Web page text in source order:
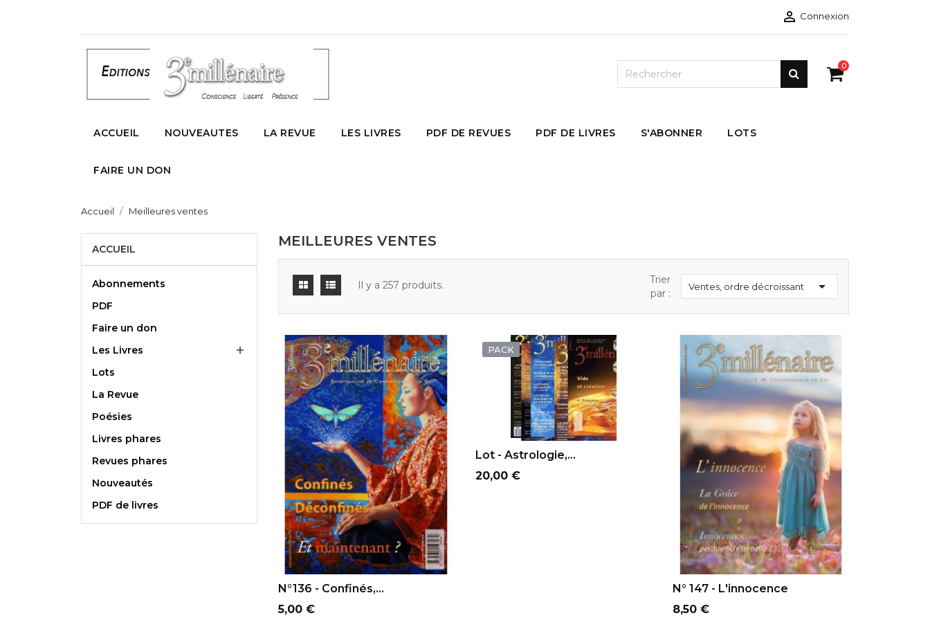
 Connexion
0
ACCUEIL NOUVEAUTES LA REVUE LES LIVRES PDF DE REVUES PDF DE LIVRES S'ABONNER LOTS
FAIRE UN DON
Accueil Meilleures ventes
ACCUEIL
Abonnements
PDF
Faire un don
Les Livres

Lots
La Revue
Poésies
Livres phares
Revues phares
Nouveautés
PDF de livres
MEILLEURES VENTES
Il y a 257 produits.
Trier
par :
Ventes, ordre décroissant 
AJOUTER AU PANIER
N°136 - Confinés,...
Prix
5,00 €
PACK
AJOUTER AU PANIER
Lot - Astrologie,...
Prix
20,00 €
AJOUTER AU PANIER
N° 147 - L'innocence
Prix
8,50 €